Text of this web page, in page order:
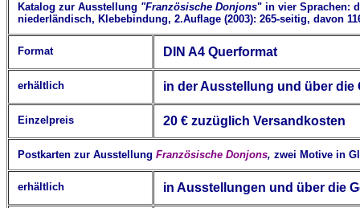
Katalog zur Ausstellung "Französische Donjons" in vier Sprachen:
niederländisch, Klebebindung, 2.Auflage (2003): 265-seitig, davon
Format DIN A4 Querformat
erhältlich in der Ausstellung und über die
Einzelpreis 20 € zuzüglich Versandkosten
Postkarten zur Ausstellung Französische Donjons, zwei Motive in
erhältlich in Ausstellungen und über die